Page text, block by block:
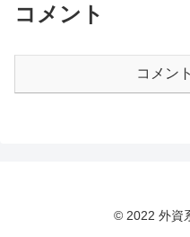
コメント
コメン
© 2022 外資